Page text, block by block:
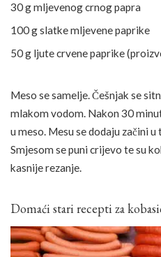
30 g mljevenog crnog papra
100 g slatke mljevene paprike
50 g ljute crvene paprike
Meso se samelje. Češnjak se
mlakom vodom. Nakon 30
u meso. Mesu se dodaju začini
Smjesom se puni crijevo te su
kasnije rezanje.
Domaći stari recepti za